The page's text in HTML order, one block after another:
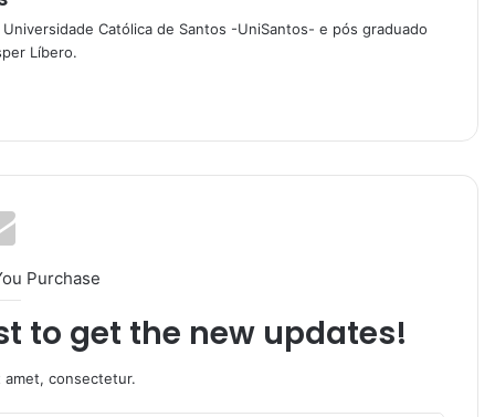
Católica de Santos -UniSantos- e pós graduado
Líbero.
Purchase
to get the new updates!
amet, consectetur.